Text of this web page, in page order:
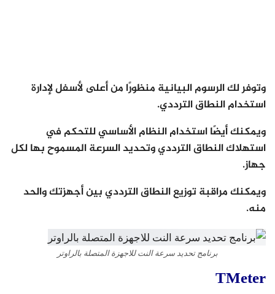
وتوفر لك الرسوم البيانية منظورًا من أعلى لأسفل لإدارة
استخدام النطاق الترددي.
ويمكنك أيضًا استخدام النظام الأساسي للتحكم في
استهلاك النطاق الترددي وتحديد السرعة المسموح بها لكل
جهاز.
ويمكنك مراقبة توزيع النطاق الترددي بين أجهزتك والحد
منه.
برنامج تحديد سرعة النت للاجهزة المتصلة بالراوتر
TMeter